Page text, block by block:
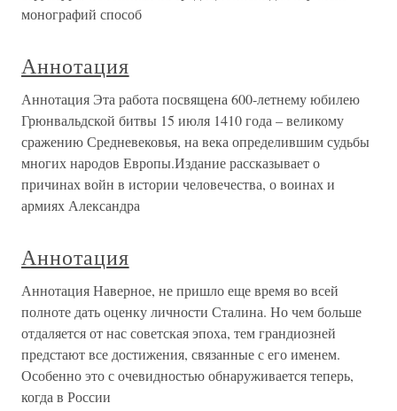
монографий способ
Аннотация
Аннотация Эта работа посвящена 600-летнему юбилею
Грюнвальдской битвы 15 июля 1410 года – великому
сражению Средневековья, на века определившим судьбы
многих народов Европы.Издание рассказывает о
причинах войн в истории человечества, о воинах и
армиях Александра
Аннотация
Аннотация Наверное, не пришло еще время во всей
полноте дать оценку личности Сталина. Но чем больше
отдаляется от нас советская эпоха, тем грандиозней
предстают все достижения, связанные с его именем.
Особенно это с очевидностью обнаруживается теперь,
когда в России